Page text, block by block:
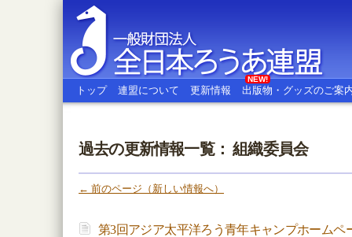
全日本ろうあ連盟
トップ 連盟について 更新情報 出版物・グッズのご案
NEW!
過去の更新情報一覧： 組織委員会
← 前のページ（新しい情報へ）
第3回アジア太平洋ろう青年キャンプホームペ